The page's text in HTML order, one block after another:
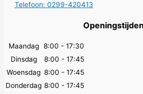
Telefoon: 0299-420413
Openingstijden
Maandag 8:00 - 17:30
Dinsdag
8:00 - 17:45
Woensdag 8:00 - 17:45
Donderdag 8:00 - 17:45